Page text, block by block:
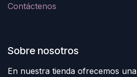
Contáctenos
Sobre nosotros
En nuestra tienda ofrecemos